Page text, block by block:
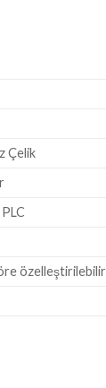
Çelik
özelleştirilebilir